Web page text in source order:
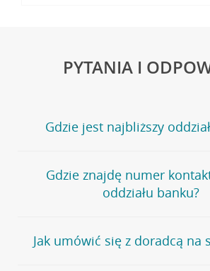
PYTANIA I
Gdzie jest najbliższy
Jeśli szukasz oddziału naszego banku,
stronęPlacówki i bankomaty, na której
wygodna wyszukiwarka.
oddziałów
Gdzie znajdę numer
oddziału banku?
Bank Credit Agricole nie udostępnia
telefonu do placówki bankowej.
Jak umówić się z doradcą na